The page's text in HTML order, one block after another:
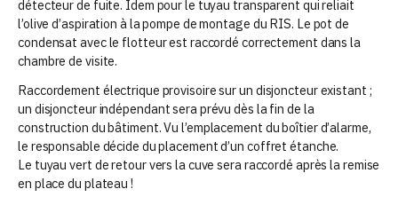
détecteur de fuite. Idem pour le tuyau transparent qui reliait
l’olive d’aspiration à la pompe de montage du RIS. Le pot de
condensat avec le flotteur est raccordé correctement dans la
chambre de visite.
Raccordement électrique provisoire sur un disjoncteur existant ;
un disjoncteur indépendant sera prévu dès la fin de la
construction du bâtiment. Vu l’emplacement du boîtier d’alarme,
le responsable décide du placement d’un coffret étanche.
Le tuyau vert de retour vers la cuve sera raccordé après la remise
en place du plateau !